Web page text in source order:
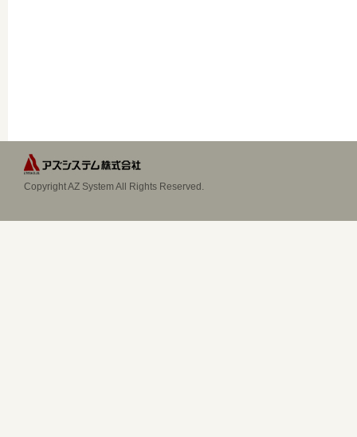
Copyright AZ System All Rights Reserved.